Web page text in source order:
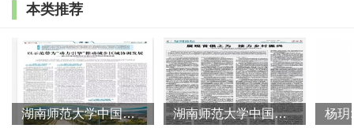
但政策应对主要表现在缓解交通和城市基础设施的压力
等方面。或者说，这个时期的政策努力，主要是社会秩
序角度的，还不是就业角度的。进入90年代中后期，城
市面临农民进城、城镇新增劳动力就业、下岗失业人员
再就业“三峰叠加”的严峻形势。这个时候，关于农民工
本类推荐
湖南师范大学中国乡村振兴研究院课题组:以示范带为“动力引擎” 湖南师范大学中国乡村振兴研究院课题组:展现首倡之为 接力乡村